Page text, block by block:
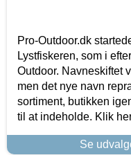
Pro-Outdoor.dk
Lystfiskeren, som i
Outdoor. Navneskiftet
men det nye navn
sortiment, butikken
til at indeholde. Klik
Se